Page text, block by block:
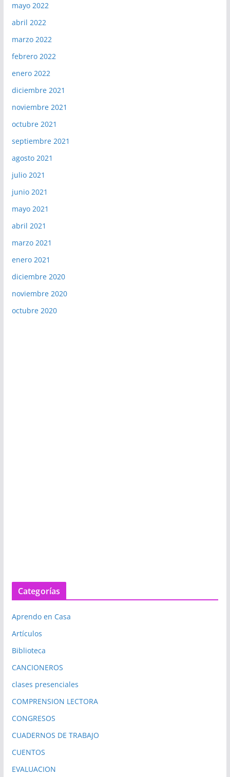
mayo 2022
abril 2022
marzo 2022
febrero 2022
enero 2022
diciembre 2021
noviembre 2021
octubre 2021
septiembre 2021
agosto 2021
julio 2021
junio 2021
mayo 2021
abril 2021
marzo 2021
enero 2021
diciembre 2020
noviembre 2020
octubre 2020
Categorías
Aprendo en Casa
Artículos
Biblioteca
CANCIONEROS
clases presenciales
COMPRENSION LECTORA
CONGRESOS
CUADERNOS DE TRABAJO
CUENTOS
EVALUACION